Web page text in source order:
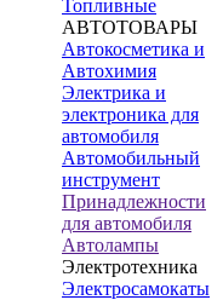
Топливные
АВТОТОВАРЫ
Автокосметика и
Автохимия
Электрика и
электроника для
автомобиля
Автомобильный
инструмент
Принадлежности
для автомобиля
Автолампы
Электротехника
Электросамокаты